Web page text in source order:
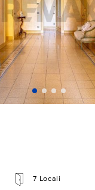
7 Locali